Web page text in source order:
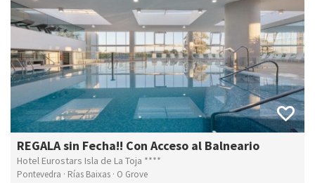
REGALA sin Fecha!! Con Acceso al Balneario
Hotel Eurostars Isla de La Toja ****
Pontevedra · Rías Baixas · O Grove